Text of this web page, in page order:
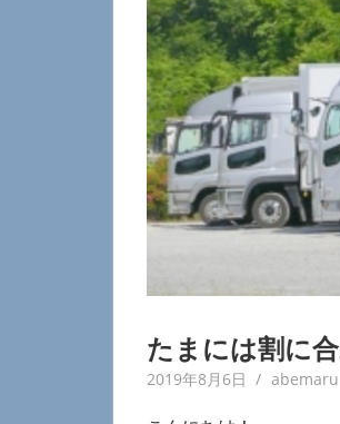
たまには割に
2019年8月6日 abemaru